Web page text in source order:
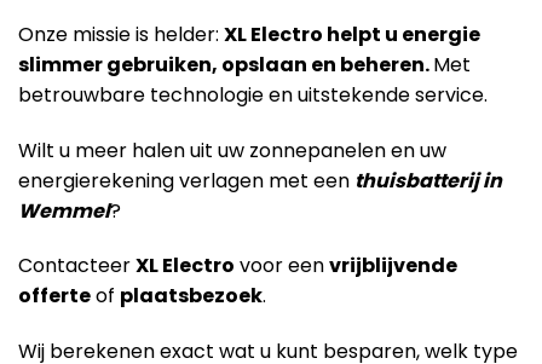
Onze missie is helder: XL Electro helpt u energie
slimmer gebruiken, opslaan en beheren.Met
betrouwbare technologie en uitstekende service.
Wilt u meer halen uit uw zonnepanelen en uw
energierekening verlagen met een thuisbatterij in
Wemmel?
ContacteerXL Electro voor eenvrijblijvende
offerteof plaatsbezoek.
Wij berekenen exact wat u kunt besparen, welk type